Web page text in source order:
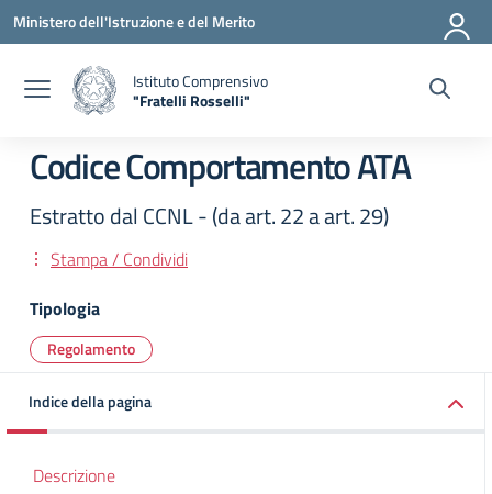
Vai ai contenuti
Vai al menu di navigazione
Vai al footer
Ministero dell'Istruzione e del Merito
Istituto Comprensivo
"Fratelli Rosselli"
Codice Comportamento ATA
Estratto dal CCNL - (da art. 22 a art. 29)
Stampa / Condividi
Tipologia
Regolamento
Indice della pagina
Descrizione